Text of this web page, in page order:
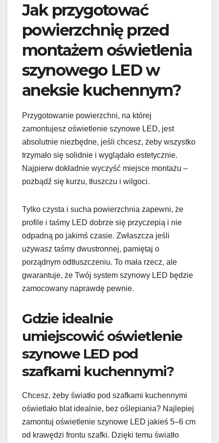
Jak przygotować
powierzchnię przed
montażem oświetlenia
szynowego LED w
aneksie kuchennym?
Przygotowanie powierzchni, na której
zamontujesz oświetlenie szynowe LED, jest
absolutnie niezbędne, jeśli chcesz, żeby wszystko
trzymało się solidnie i wyglądało estetycznie.
Najpierw dokładnie wyczyść miejsce montażu –
pozbądź się kurzu, tłuszczu i wilgoci.
Tylko czysta i sucha powierzchnia zapewni, że
profile i taśmy LED dobrze się przyczepią i nie
odpadną po jakimś czasie. Zwłaszcza jeśli
używasz taśmy dwustronnej, pamiętaj o
porządnym odtłuszczeniu. To mała rzecz, ale
gwarantuje, że Twój system szynowy LED będzie
zamocowany naprawdę pewnie.
Gdzie idealnie
umiejscowić oświetlenie
szynowe LED pod
szafkami kuchennymi?
Chcesz, żeby światło pod szafkami kuchennymi
oświetlało blat idealnie, bez oślepiania? Najlepiej
zamontuj oświetlenie szynowe LED jakieś 5–6 cm
od krawędzi frontu szafki. Dzięki temu światło